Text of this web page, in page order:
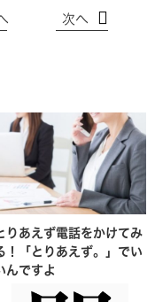
次へ
りあえず電話をかけてみ
！「とりあえず。」でい
んですよ